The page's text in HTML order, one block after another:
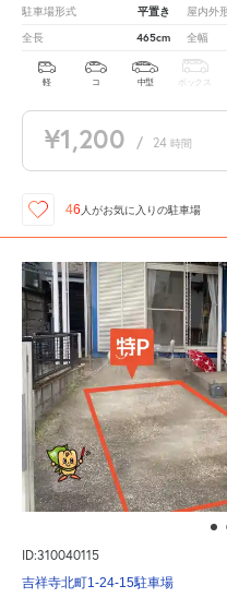
駐車場形式 平置き 屋内外
全長 465cm 全幅
軽 コ 中型 ボックス
¥1,200 / 24 時間
46 人がお気に入りの駐車場
ID:310040115
吉祥寺北町1-24-15駐車場